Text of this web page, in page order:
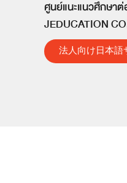
ศูนย์แนะแนวศึกษา
JEDUCATION
法人向け日本語